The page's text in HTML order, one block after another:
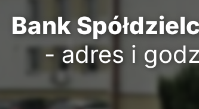
Bank
- adres i